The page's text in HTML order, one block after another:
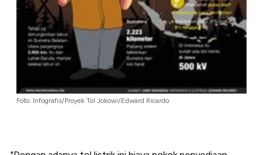
Foto: Infografis/Proyek Tol Jokowi/Edward Ricardo